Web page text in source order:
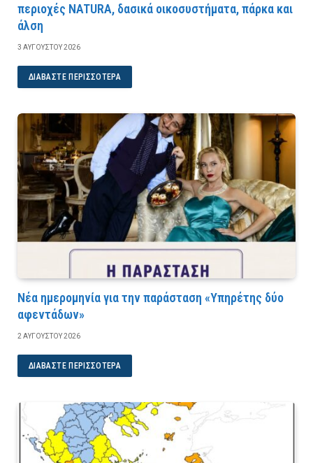
περιοχές NATURA, δασικά οικοσυστήματα, πάρκα και
άλση
3 ΑΥΓΟΎΣΤΟΥ 2026
ΔΙΑΒΆΣΤΕ ΠΕΡΙΣΣΌΤΕΡΑ
Νέα ημερομηνία για την παράσταση «Υπηρέτης δύο
αφεντάδων»
2 ΑΥΓΟΎΣΤΟΥ 2026
ΔΙΑΒΆΣΤΕ ΠΕΡΙΣΣΌΤΕΡΑ